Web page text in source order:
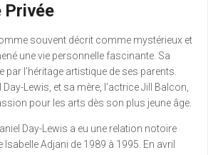
Privée
souvent décrit comme mystérieux et
une vie personnelle fascinante. Sa
par l’héritage artistique de ses parents.
Lewis, et sa mère, l’actrice Jill Balcon,
pour les arts dès son plus jeune âge.
Day-Lewis a eu une relation notoire
Adjani de 1989 à 1995. En avril